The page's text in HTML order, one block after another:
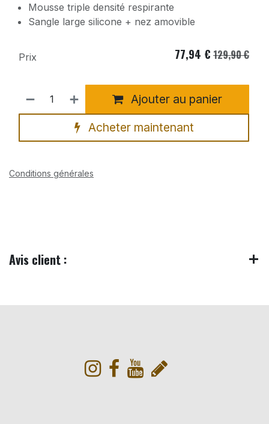
Mousse triple densité respirante
Sangle large silicone + nez amovible
Ajouter au panier
Acheter maintenant
Prix 77,94 € 129,90€
Conditions générales
Avis client :